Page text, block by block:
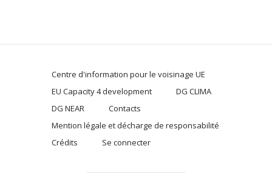
Centre d'information pour le voisinage UE
EU Capacity 4 development
DG CLIMA
DG NEAR
Contacts
Mention légale et décharge de responsabilité
Crédits
Se connecter